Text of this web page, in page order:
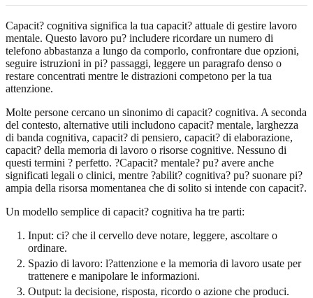
Capacit? cognitiva significa la tua capacit? attuale di gestire lavoro
mentale. Questo lavoro pu? includere ricordare un numero di
telefono abbastanza a lungo da comporlo, confrontare due opzioni,
seguire istruzioni in pi? passaggi, leggere un paragrafo denso o
restare concentrati mentre le distrazioni competono per la tua
attenzione.
Molte persone cercano un sinonimo di capacit? cognitiva. A seconda
del contesto, alternative utili includono capacit? mentale, larghezza
di banda cognitiva, capacit? di pensiero, capacit? di elaborazione,
capacit? della memoria di lavoro o risorse cognitive. Nessuno di
questi termini ? perfetto. ?Capacit? mentale? pu? avere anche
significati legali o clinici, mentre ?abilit? cognitiva? pu? suonare pi?
ampia della risorsa momentanea che di solito si intende con capacit?.
Un modello semplice di capacit? cognitiva ha tre parti:
Input: ci? che il cervello deve notare, leggere, ascoltare o
ordinare.
Spazio di lavoro: l?attenzione e la memoria di lavoro usate per
trattenere e manipolare le informazioni.
Output: la decisione, risposta, ricordo o azione che produci.